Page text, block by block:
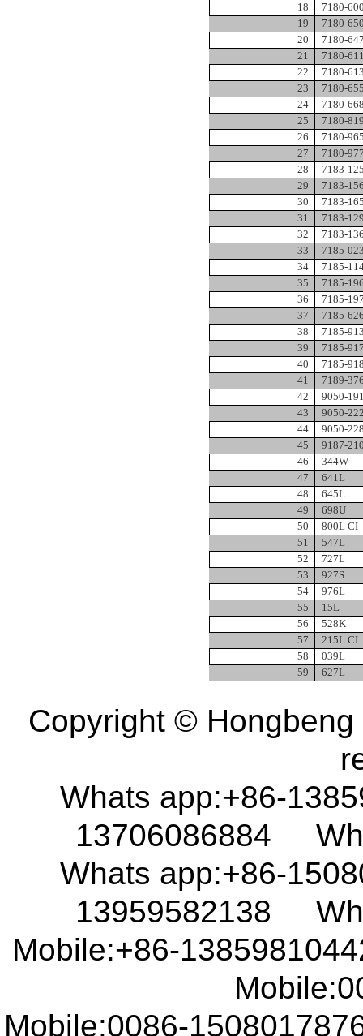
18
7180-
19
7180-
20
7180-
21
7180-
22
7180-
23
7180-
24
7180-
25
7180-
26
7180-
27
7180-
28
7183-
29
7183-
30
7183-
31
7183-
32
7183-
33
7185-
34
7185-
35
7185-
36
7185-
37
7185-
38
7185-
39
7185-
40
7185-
41
7189-
42
9050-
43
9050-
44
9050-
45
9187-
46
344W
47
641L
48
645L
49
698U
50
800L CI
51
547L
52
727L
53
927S
54
976L
55
15L
56
528K
57
215L CI
58
039L
59
627L
Copyright ©
Whats app:+86-
13706086884
Whats app:+86-
13959582138
Mobile:+86-
Mobile:0086-